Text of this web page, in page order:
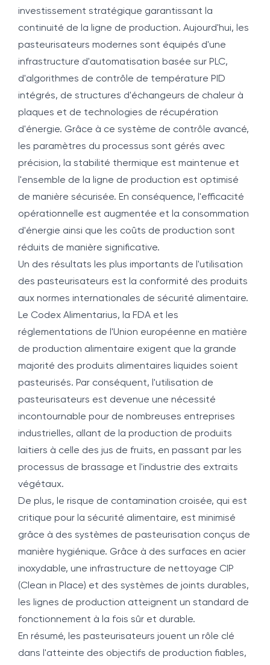
investissement stratégique garantissant la
continuité de la ligne de production. Aujourd'hui, les
pasteurisateurs modernes sont équipés d'une
infrastructure d'automatisation basée sur PLC,
d'algorithmes de contrôle de température PID
intégrés, de structures d'échangeurs de chaleur à
plaques et de technologies de récupération
d'énergie. Grâce à ce système de contrôle avancé,
les paramètres du processus sont gérés avec
précision, la stabilité thermique est maintenue et
l'ensemble de la ligne de production est optimisé
de manière sécurisée. En conséquence, l'efficacité
opérationnelle est augmentée et la consommation
d'énergie ainsi que les coûts de production sont
réduits de manière significative.
Un des résultats les plus importants de l'utilisation
des pasteurisateurs est la conformité des produits
aux normes internationales de sécurité alimentaire.
Le Codex Alimentarius, la FDA et les
réglementations de l'Union européenne en matière
de production alimentaire exigent que la grande
majorité des produits alimentaires liquides soient
pasteurisés. Par conséquent, l'utilisation de
pasteurisateurs est devenue une nécessité
incontournable pour de nombreuses entreprises
industrielles, allant de la production de produits
laitiers à celle des jus de fruits, en passant par les
processus de brassage et l'industrie des extraits
végétaux.
De plus, le risque de contamination croisée, qui est
critique pour la sécurité alimentaire, est minimisé
grâce à des systèmes de pasteurisation conçus de
manière hygiénique. Grâce à des surfaces en acier
inoxydable, une infrastructure de nettoyage CIP
(Clean in Place) et des systèmes de joints durables,
les lignes de production atteignent un standard de
fonctionnement à la fois sûr et durable.
En résumé, les pasteurisateurs jouent un rôle clé
dans l'atteinte des objectifs de production fiables,